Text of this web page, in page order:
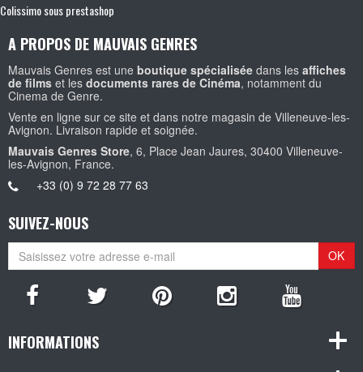
Colissimo sous prestashop
A PROPOS DE MAUVAIS GENRES
Mauvais Genres est une boutique spécialisée dans les affiches
de films et les documents rares de Cinéma, notamment du
Cinema de Genre.
Vente en ligne sur ce site et dans notre magasin de Villeneuve-les-
Avignon. Livraison rapide et soignée.
Mauvais Genres Store, 6, Place Jean Jaures, 30400 Villeneuve-
les-Avignon, France.
+33 (0) 9 72 28 77 63
SUIVEZ-NOUS
OK
INFORMATIONS